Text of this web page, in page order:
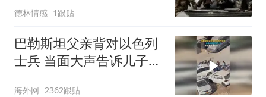
德林情感 1跟贴
巴勒斯坦父亲背对以色列
士兵 当面大声告诉儿子：
海外网 2362跟贴